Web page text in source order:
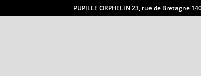
PUPILLE ORPHELIN 23, rue de Bretagne